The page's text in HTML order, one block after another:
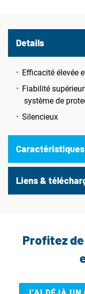
Details
Efficacité élevée
Fiabilité
système de
Silencieux
Caractéristiques
Liens &
Profitez